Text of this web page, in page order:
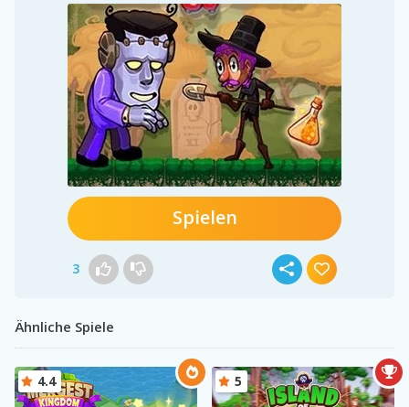
Spielen
3
Ähnliche Spiele
4.4 5